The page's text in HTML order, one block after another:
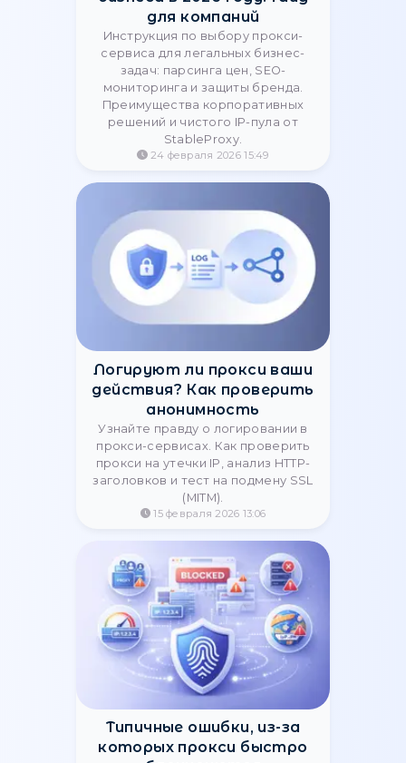
Собственная прокси-
инфраструктура vs
реселлинг: что выгоднее в
2026
Сравнение собственной прокси-
инфраструктуры и реселлинга:
затраты, контроль, прибыль и
риски. Узнайте, какую модель
выбрать для роста бизнеса.
26 марта 2026 13:05
Как настроить прокси для
антидетект-браузера:
пошаговое руководство
Подробный гайд по настройке
прокси в антидетект-браузере.
Узнайте, как правильно
подключить прокси для